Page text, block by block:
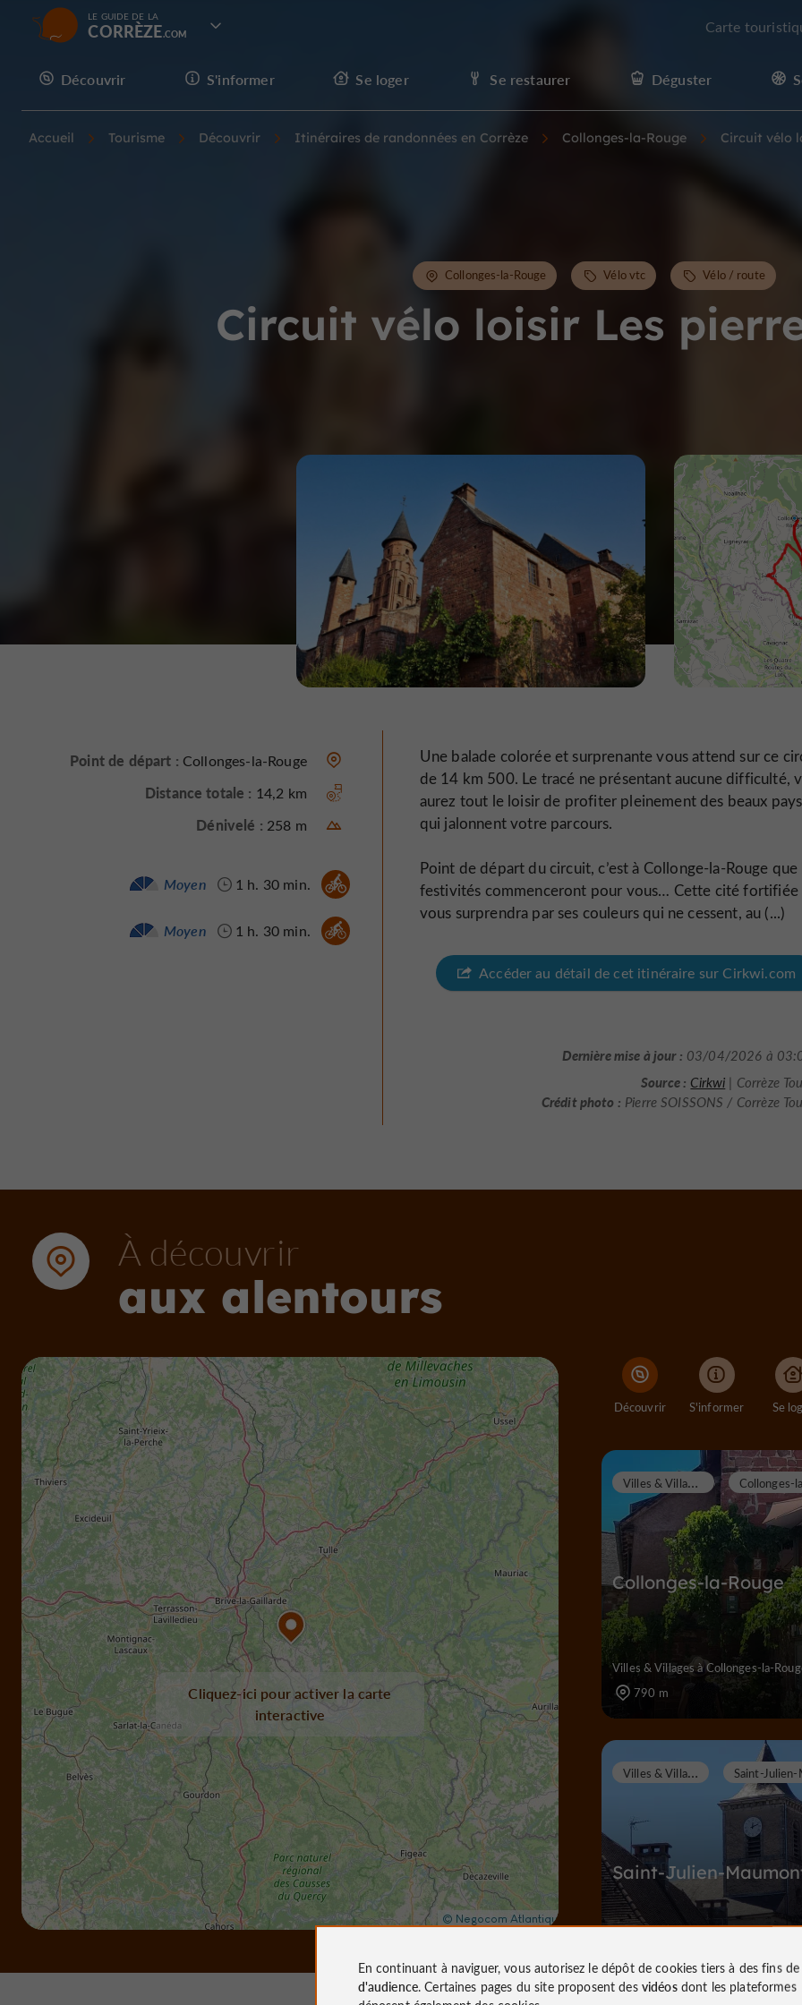
LE GUIDE DE LA
CORRÈZE Carte
Découvrir S'informer Se loger Se restaurer Déguster
Accueil Tourisme Découvrir Itinéraires de randonnées en Corrèze Collonges-la-Rouge Circuit vélo
Circuit vélo loisir Les
Collonges-la-Rouge Vélo vtc Vélo / route
Point de départ : Collonges-la-Rouge
Distance totale : 14,2 km
Dénivelé : 258 m
Vélo vtc :
1 h. 30 min.
Moyen
Vélo / route :
1 h. 30 min.
Moyen
Une balade colorée et surprenante vous attend sur ce
de 14 km 500. Le tracé ne présentant aucune difficulté,
aurez tout le loisir de profiter pleinement des beaux
qui jalonnent votre parcours.
Point de départ du circuit, c’est à Collonge-la-Rouge que
festivités commenceront pour vous… Cette cité fortifiée
vous surprendra par ses couleurs qui ne cessent, au (...)
Accéder au détail de cet itinéraire sur Cirkwi.com
Dernière mise à jour : 03/04/2026 à
Source : Cirkwi | Corrèze
Crédit photo : Pierre SOISSONS / Corrèze
À découvrir
aux alentours
Cliquez-ici pour activer la carte
interactive
Découvrir S'informer Se
Collonges-la-Rouge
V
illes & Villages
Villes & Villages à Collonges-la-
790 m
Saint-Julien-
V
illes & Villages
5,3 km
En continuant à naviguer, vous autorisez le dépôt de cookies tiers à des fins de
d'audience. Certaines pages du site proposent des vidéosdont les plateformes